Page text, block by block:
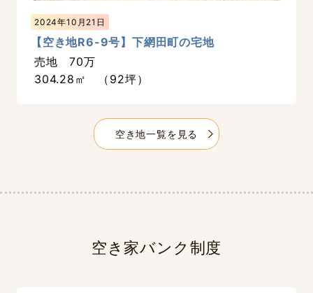
2024年10月21日
【空き地R6-9号】下網田町の宅地
売地 70万
304.28㎡ （92坪）
空き地一覧を見る
空き家バンク制度